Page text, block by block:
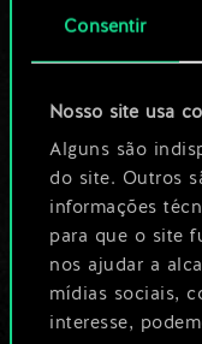
Consentir
Nosso site usa
Alguns são
do site. Outros
informações
para que o site
nos ajudar a
mídias sociais,
interesse,
No
ser
Dê um
um guia